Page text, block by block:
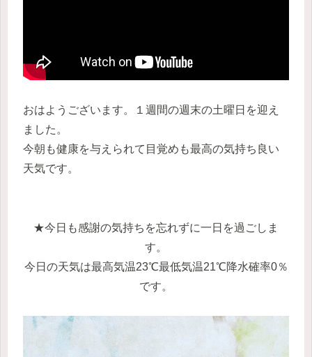
おはようございます。１週間の週末の土曜日を迎え
ました。
今朝も健康を与えられて目覚めも最高の気持ち良い
天気です。
★今日も感謝の気持ちを忘れずに一日を過ごしま
す。
今日の天気は最高気温23℃最低気温21℃降水確率0％
です。